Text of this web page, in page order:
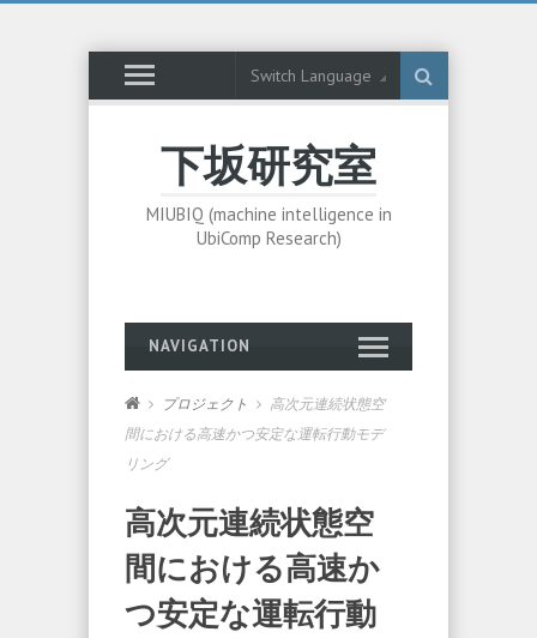
Switch Language
下坂研究室
MIUBIQ (machine intelligence in
UbiComp Research)
NAVIGATION
プロジェクト
高次元連続状態空
間における高速かつ安定な運転行動モデ
リング
高次元連続状態空
間における高速か
つ安定な運転行動